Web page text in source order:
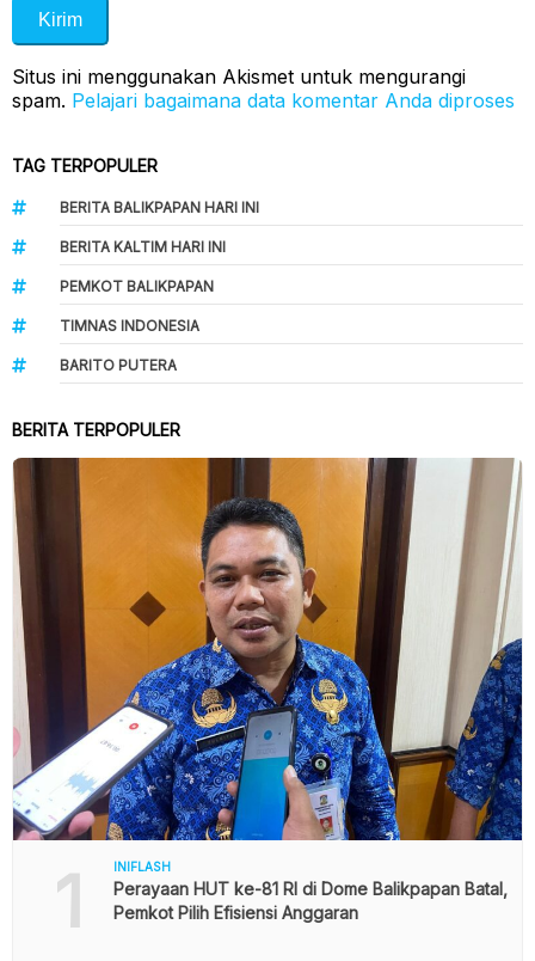
Situs ini menggunakan Akismet untuk mengurangi
spam. Pelajari bagaimana data komentar Anda diproses
TAG TERPOPULER
BERITA BALIKPAPAN HARI INI
BERITA KALTIM HARI INI
PEMKOT BALIKPAPAN
TIMNAS INDONESIA
BARITO PUTERA
BERITA TERPOPULER
1 INIFLASH
Perayaan HUT ke-81 RI di Dome Balikpapan Batal,
Pemkot Pilih Efisiensi Anggaran